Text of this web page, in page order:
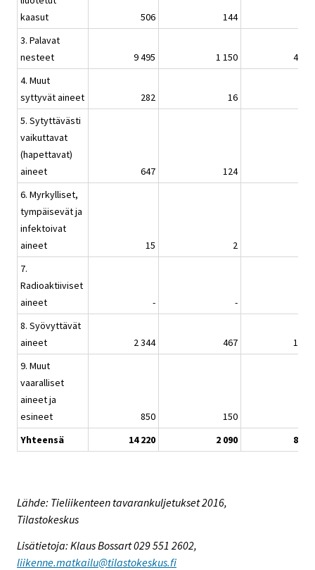
kaasut
506 144
3. Palavat
nesteet
9 495 1 150
45
4. Muut
syttyvät aineet
282 16
5. Sytyttävästi
vaikuttavat
(hapettavat)
aineet
647 124
6. Myrkylliset,
tympäisevät ja
infektoivat
aineet
15 2
7.
Radioaktiiviset
aineet
-
-
8. Syövyttävät
aineet
2 344 467
12
9. Muut
vaaralliset
aineet ja
esineet
850 150
Yhteensä
14 220 2 090 82
Lähde: Tieliikenteen tavarankuljetukset 2016,
Tilastokeskus
Lisätietoja: Klaus Bossart 029 551 2602,
liikenne.matkailu@tilastokeskus.fi